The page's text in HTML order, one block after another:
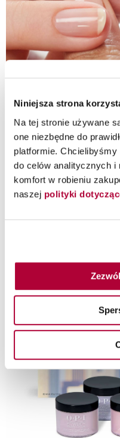
Niniejsza strona
Na tej stronie używane
one niezbędne do
platformie.
do celów analitycznych i
komfort w robieniu
naszej polityki